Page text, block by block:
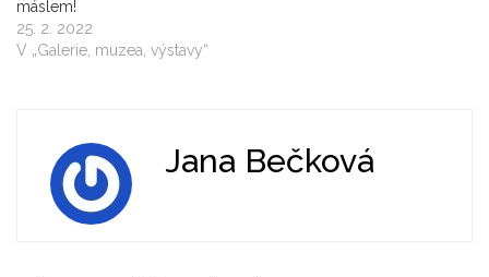
máslem!
25. 2. 2022
V „Galerie, muzea, výstavy“
Jana Bečková